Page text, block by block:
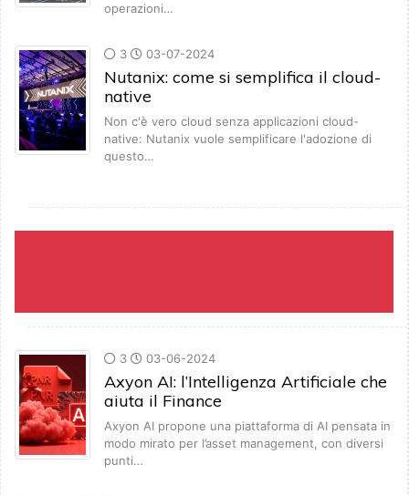
operazioni…
3 03-07-2024
Nutanix: come si semplifica il cloud-
native
Non c'è vero cloud senza applicazioni cloud-
native: Nutanix vuole semplificare l'adozione di
questo…
3 03-06-2024
Axyon AI: l’Intelligenza Artificiale che
aiuta il Finance
Axyon AI propone una piattaforma di AI pensata in
modo mirato per l’asset management, con diversi
punti…